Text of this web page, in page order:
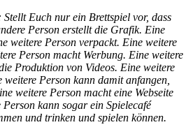
Euch nur ein Brettspiel vor, dass
Person erstellt die Grafik. Eine
weitere Person verpackt. Eine weitere
Person macht Werbung. Eine weitere
Produktion von Videos. Eine weitere
Person kann damit anfangen,
weitere Person macht eine Webseite
kann sogar ein Spielecafé
und trinken und spielen können.